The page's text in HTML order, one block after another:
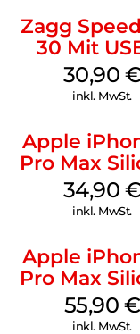
Zagg
30 Mit
Kabel
30,90
inkl. MwSt.
Apple
Pro Max
Case
Denim
34,90
inkl. MwSt.
Apple
Pro Max
Case
Stone
55,90 €
inkl. MwSt.